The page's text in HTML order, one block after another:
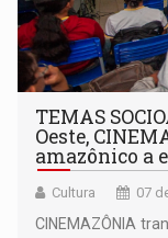
TEMAS
Oeste,
amazônico a
Cultura 07
CINEMAZÔNIA